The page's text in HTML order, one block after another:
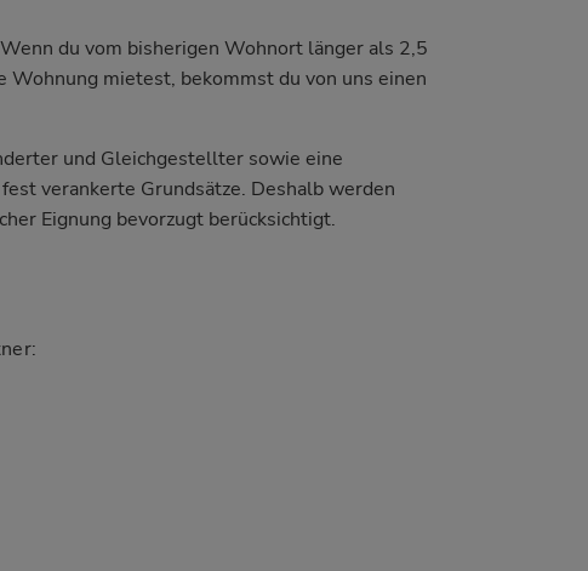
du vom bisherigen Wohnort länger als 2,5
mietest, bekommst du von uns einen
und Gleichgestellter sowie eine
verankerte Grundsätze. Deshalb werden
Eignung bevorzugt berücksichtigt.